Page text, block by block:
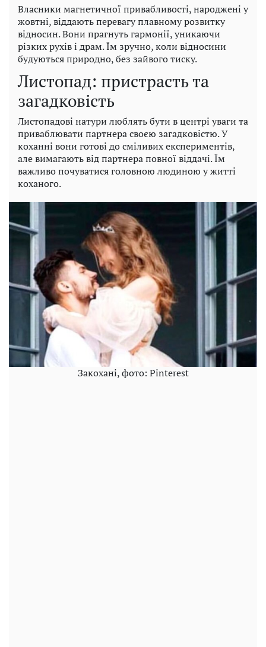
Власники магнетичної привабливості, народжені у
жовтні, віддають перевагу плавному розвитку
відносин. Вони прагнуть гармонії, уникаючи
різких рухів і драм. Їм зручно, коли відносини
будуються природно, без зайвого тиску.
Листопад: пристрасть та
загадковість
Листопадові натури люблять бути в центрі уваги та
приваблювати партнера своєю загадковістю. У
коханні вони готові до сміливих експериментів,
але вимагають від партнера повної віддачі. Їм
важливо почуватися головною людиною у житті
коханого.
Закохані, фото: Pinterest